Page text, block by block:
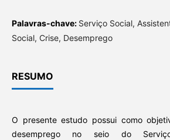
Palavras-chave: Serviço Social,
Social, Crise, Desemprego
RESUMO
O presente estudo possui como
desemprego no seio do